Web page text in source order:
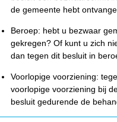
de gemeente hebt
Beroep: hebt u bezwaar
gekregen? Of kunt u zich
dan tegen dit besluit in
Voorlopige voorziening:
voorlopige voorziening bij
besluit gedurende de